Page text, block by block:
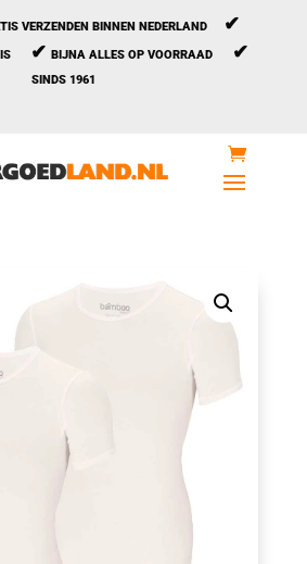
VERZENDEN BINNEN NEDERLAND ✔
✔ BIJNA ALLES OP VOORRAAD ✔
SINDS 1961